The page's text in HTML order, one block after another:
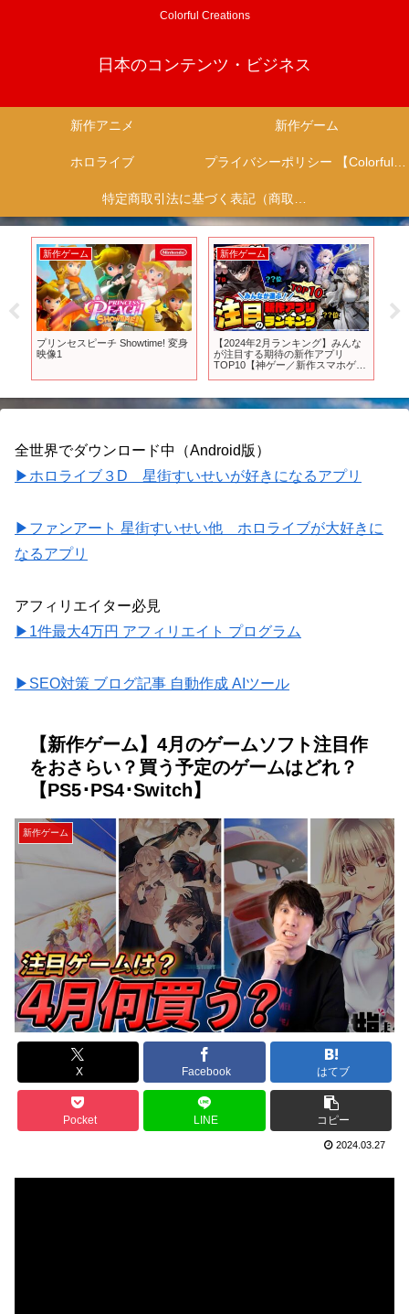
Colorful Creations
日本のコンテンツ・ビジネス
新作アニメ 新作ゲーム
ホロライブ プライバシーポリシー 【Colorful Creation】
特定商取引法に基づく表記（商取引に関する開示）
新作ゲーム
プリンセスピーチ Showtime! 変身
映像1
新作ゲーム
【2024年2月ランキング】みんな
が注目する期待の新作アプリ
TOP10【神ゲー／新作スマホゲー
ィ
全世界でダウンロード中（Android版）
▶ホロライブ３D 星街すいせいが好きになるアプリ
▶ファンアート 星街すいせい他 ホロライブが大好きに
なるアプリ
アフィリエイター必見
▶1件最大4万円 アフィリエイト プログラム
▶SEO対策 ブログ記事 自動作成 AIツール
【新作ゲーム】4月のゲームソフト注目作
をおさらい？買う予定のゲームはどれ？
【PS5･PS4･Switch】
新作ゲーム
X Facebook はてブ
Pocket LINE コピー
2024.03.27